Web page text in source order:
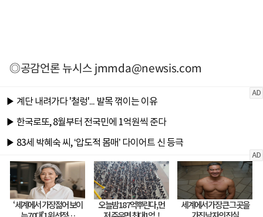
◎공감언론 뉴시스jmmda@newsis.com